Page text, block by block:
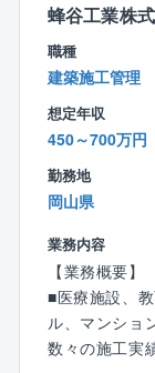
は過去お問い
ロー（掘り起
ど、受け身で
＼インセンテ
半数が年収800
平均年収：900
年収分布：
報酬の上限は
反映されます◎
■入社後のフ
配属先OJT（
蜂谷工業株
職種
建築施工管理
想定年収
450～700万円
勤務地
岡山県
業務内容
【業務概要】
■医療施設、
ル、マンショ
数々の施工実